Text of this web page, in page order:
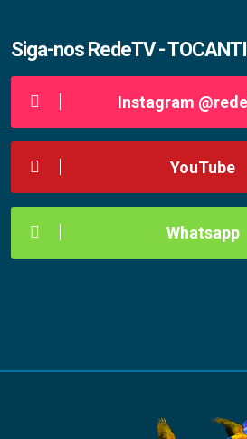
Siga-nos RedeTV -
Instagram
YouTube
Whatsapp